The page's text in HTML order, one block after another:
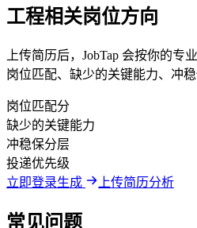
工程相关岗位方向
上传简历后，JobTap 会按你的专
岗位匹配、缺少的关键能力、冲稳
岗位匹配分
缺少的关键能力
冲稳保分层
投递优先级
立即登录生成
上传简历分析
常见问题